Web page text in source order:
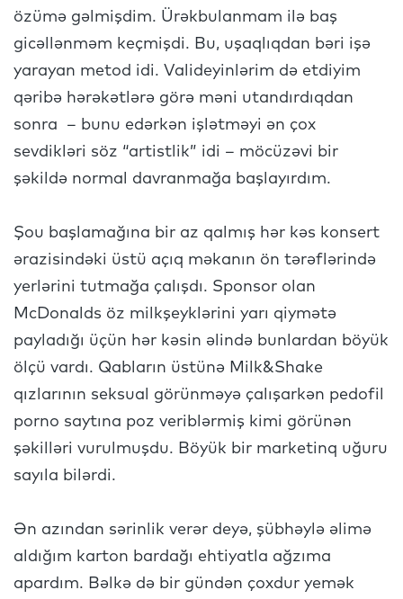
özümə gəlmişdim. Ürəkbulanmam ilə baş
gicəllənməm keçmişdi. Bu, uşaqlıqdan bəri işə
yarayan metod idi. Valideyinlərim də etdiyim
qəribə hərəkətlərə görə məni utandırdıqdan
sonra – bunu edərkən işlətməyi ən çox
sevdikləri söz “artistlik” idi – möcüzəvi bir
şəkildə normal davranmağa başlayırdım.
Şou başlamağına bir az qalmış hər kəs konsert
ərazisindəki üstü açıq məkanın ön tərəflərində
yerlərini tutmağa çalışdı. Sponsor olan
McDonalds öz milkşeyklərini yarı qiymətə
payladığı üçün hər kəsin əlində bunlardan böyük
ölçü vardı. Qabların üstünə Milk&Shake
qızlarının seksual görünməyə çalışarkən pedofil
porno saytına poz veriblərmiş kimi görünən
şəkilləri vurulmuşdu. Böyük bir marketinq uğuru
sayıla bilərdi.
Ən azından sərinlik verər deyə, şübhəylə əlimə
aldığım karton bardağı ehtiyatla ağzıma
apardım. Bəlkə də bir gündən çoxdur yemək